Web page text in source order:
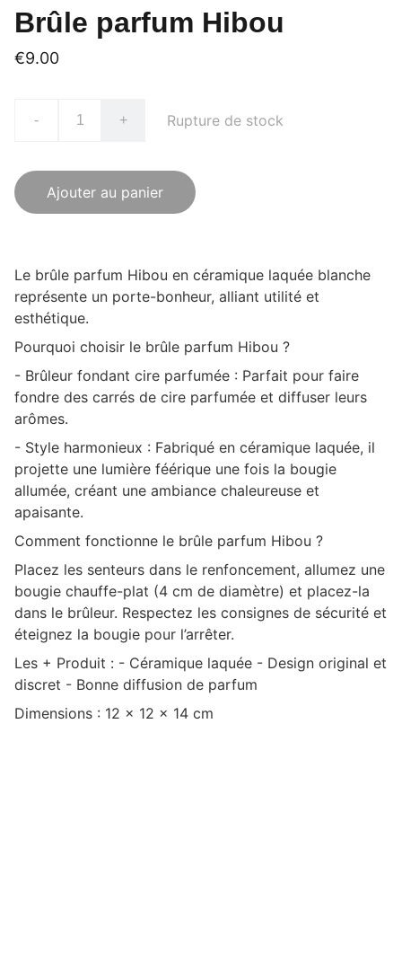
Brûle parfum Hibou
€9.00
- + Rupture de stock
Ajouter au panier
Le brûle parfum Hibou en céramique laquée blanche
représente un porte-bonheur, alliant utilité et
esthétique.
Pourquoi choisir le brûle parfum Hibou ?
- Brûleur fondant cire parfumée : Parfait pour faire
fondre des carrés de cire parfumée et diffuser leurs
arômes.
- Style harmonieux : Fabriqué en céramique laquée, il
projette une lumière féérique une fois la bougie
allumée, créant une ambiance chaleureuse et
apaisante.
Comment fonctionne le brûle parfum Hibou ?
Placez les senteurs dans le renfoncement, allumez une
bougie chauffe-plat (4 cm de diamètre) et placez-la
dans le brûleur. Respectez les consignes de sécurité et
éteignez la bougie pour l’arrêter.
Les + Produit : - Céramique laquée - Design original et
discret - Bonne diffusion de parfum
Dimensions : 12 x 12 x 14 cm